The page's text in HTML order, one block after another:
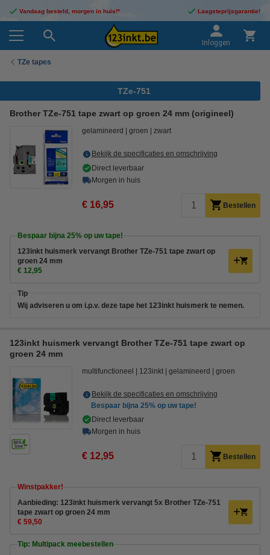
Vandaag besteld, morgen in huis!* Laagsteprijsgarantie!
Inloggen
TZe tapes
TZe-751
Brother TZe-751 tape zwart op groen 24 mm (origineel)
gelamineerd groen zwart
Bekijk de specificaties en omschrijving
Direct leverbaar
Morgen in huis
€ 16,95 Bestellen
Bespaar bijna 25% op uw tape!
123inkt huismerk vervangt Brother TZe-751 tape zwart op
groen 24 mm
€ 12,95
Tip
Wij adviseren u om i.p.v. deze tape het 123inkt huismerk te nemen.
123inkt huismerk vervangt Brother TZe-751 tape zwart op
groen 24 mm
multifunctioneel 123inkt gelamineerd groen
Bekijk de specificaties en omschrijving
Bespaar bijna 25% op uw tape!
Direct leverbaar
Morgen in huis
€ 12,95 Bestellen
Winstpakker!
Aanbieding: 123inkt huismerk vervangt 5x Brother TZe-751
tape zwart op groen 24 mm
€ 59,50
Tip: Multipack meebestellen